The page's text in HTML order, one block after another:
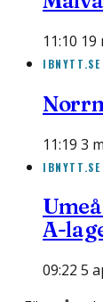
11:10 19
IBNYTT.SE
11:19 3
IBNYTT.SE
A-
09:22 5